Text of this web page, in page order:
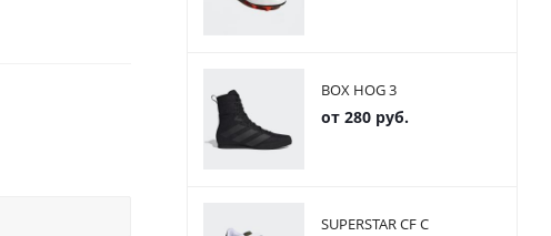
BOX HOG 3
от 280 руб.
SUPERSTAR CF C